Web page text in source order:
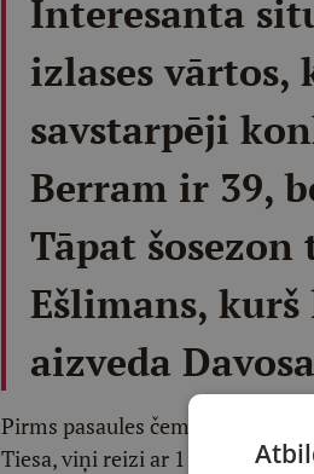
Interesanta
izlases
savstarpēji
Berram ir 39,
Tāpat
Ešlimans,
aizveda
Pirms pasaules čempionāta
Tiesa, viņi reizi ar 1:8 zaudēja